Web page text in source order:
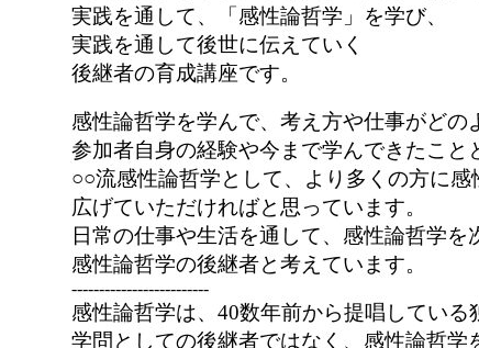
実践を通して、「感性論哲学」を学び、
実践を通して後世に伝えていく
後継者の育成講座です。
感性論哲学を学んで、考え方や仕事がどの
参加者自身の経験や今まで学んできたこと
○○流感性論哲学として、より多くの方に感
広げていただければと思っています。
日常の仕事や生活を通して、感性論哲学を
感性論哲学の後継者と考えています。
-------------------------
感性論哲学は、40数年前から提唱している
学問としての後継者ではなく、感性論哲学